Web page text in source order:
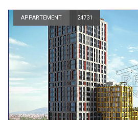
APPARTEMENT 24731